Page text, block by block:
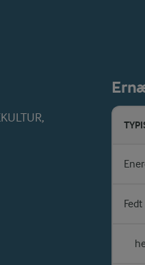
Fedt